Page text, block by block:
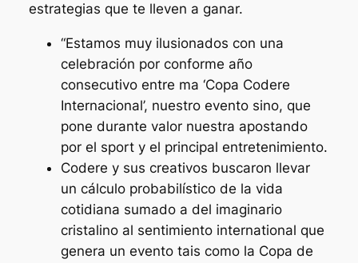
estrategias que te lleven a ganar.
“Estamos muy ilusionados con una
celebración por conforme año
consecutivo entre ma ‘Copa Codere
Internacional’, nuestro evento sino, que
pone durante valor nuestra apostando
por el sport y el principal entretenimiento.
Codere y sus creativos buscaron llevar
un cálculo probabilístico de la vida
cotidiana sumado a del imaginario
cristalino al sentimiento international que
genera un evento tais como la Copa de